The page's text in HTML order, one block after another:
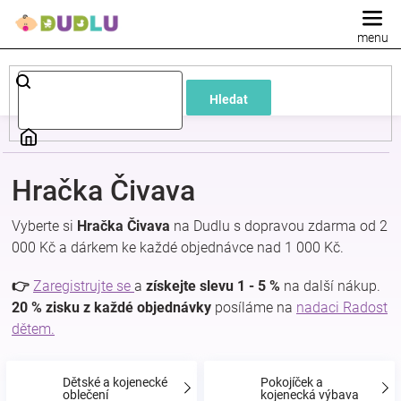
Hledat
Dětské
a
a
Hračka Čivava
Vyberte si Hračka Čivava na Dudlu s dopravou zdarma od 2
000 Kč a dárkem ke každé objednávce nad 1 000 Kč.
👉 Zaregistrujte se a získejte slevu 1 - 5 % na další nákup.
20 % zisku z každé objednávky posíláme na nadaci Radost
dětem.
Dětské a kojenecké
oblečení
Pokojíček a
kojenecká výbava